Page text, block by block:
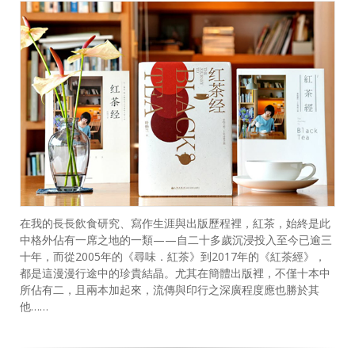
在我的長長飲食研究、寫作生涯與出版歷程裡，紅茶，始終是此
中格外佔有一席之地的一類——自二十多歲沉浸投入至今已逾三
十年，而從2005年的《尋味．紅茶》到2017年的《紅茶經》，
都是這漫漫行途中的珍貴結晶。尤其在簡體出版裡，不僅十本中
所佔有二，且兩本加起來，流傳與印行之深廣程度應也勝於其
他……